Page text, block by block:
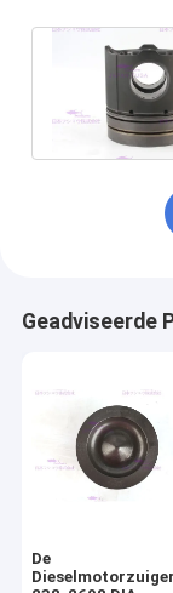
Geadviseerde
De
Dieselmotorzuiger